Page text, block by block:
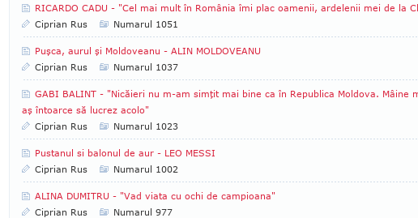
RICARDO CADU - "Cel mai mult în România îmi plac oamenii, ardelenii mei de la
Ciprian Rus
Numarul 1051
Puşca, aurul şi Moldoveanu - ALIN MOLDOVEANU
Ciprian Rus
Numarul 1037
GABI BALINT - "Nicăieri nu m-am simţit mai bine ca în Republica Moldova. Mâine
aş întoarce să lucrez acolo"
Ciprian Rus
Numarul 1023
Pustanul si balonul de aur - LEO MESSI
Ciprian Rus
Numarul 1002
ALINA DUMITRU - "Vad viata cu ochi de campioana"
Ciprian Rus
Numarul 977